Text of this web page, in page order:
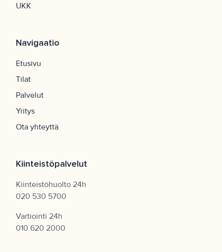
UKK
Navigaatio
Etusivu
Tilat
Palvelut
Yritys
Ota yhteyttä
Kiinteistöpalvelut
Kiinteistöhuolto 24h
020 530 5700
Vartiointi 24h
010 620 2000